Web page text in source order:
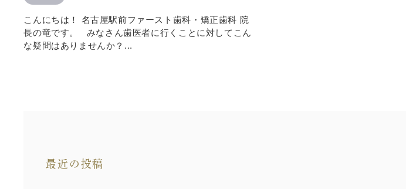
こんにちは！ 名古屋駅前ファースト歯科・矯正歯科 院
長の竜です。 みなさん歯医者に行くことに対してこん
な疑問はありませんか？...
最近の投稿